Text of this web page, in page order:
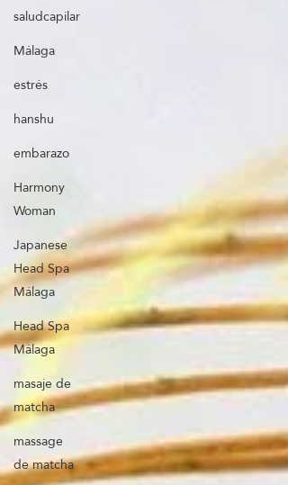
saludcapilar
Málaga
estrés
hanshu
embarazo
Harmony
Woman
Japanese
Head Spa
Málaga
Head Spa
Málaga
masaje de
matcha
massage
de matcha